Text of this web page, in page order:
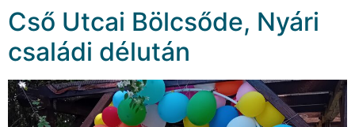
Cső Utcai Bölcsőde, Nyári
családi délután